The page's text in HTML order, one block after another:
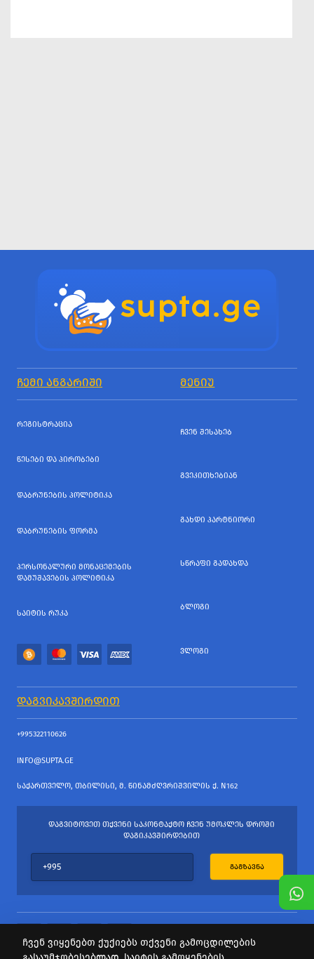
ᲩᲔᲛᲘ ᲐᲜᲒᲐᲠᲘᲨᲘ ᲛᲔᲜᲘᲣ
ᲠᲔᲒᲘᲡᲢᲠᲐᲪᲘᲐ
ᲬᲔᲡᲔᲑᲘ ᲓᲐ ᲞᲘᲠᲝᲑᲔᲑᲘ
ᲓᲐᲑᲠᲣᲜᲔᲑᲘᲡ ᲞᲝᲚᲘᲢᲘᲙᲐ
ᲓᲐᲑᲠᲣᲜᲔᲑᲘᲡ ᲤᲝᲠᲛᲐ
ᲞᲔᲠᲡᲝᲜᲐᲚᲣᲠᲘ ᲛᲝᲜᲐᲪᲔᲛᲔᲑᲘᲡ
ᲓᲐᲛᲣᲨᲐᲕᲔᲑᲘᲡ ᲞᲝᲚᲘᲢᲘᲙᲐ
ᲡᲐᲘᲢᲘᲡ ᲠᲣᲙᲐ
ᲩᲕᲔᲜ ᲨᲔᲡᲐᲮᲔᲑ
ᲒᲕᲔᲙᲘᲗᲮᲔᲑᲘᲐᲜ
ᲒᲐᲮᲓᲘ ᲞᲐᲠᲢᲜᲘᲝᲠᲘ
ᲡᲬᲠᲐᲤᲘ ᲒᲐᲓᲐᲮᲓᲐ
ᲑᲚᲝᲒᲘ
ᲕᲚᲝᲒᲘ
ᲓᲐᲒᲕᲘᲙᲐᲕᲨᲘᲠᲓᲘᲗ
+995322110626
INFO@SUPTA.GE
ᲡᲐᲥᲐᲠᲗᲕᲔᲚᲝ, ᲗᲑᲘᲚᲘᲡᲘ, Მ. ᲬᲘᲜᲐᲛᲫᲦᲕᲠᲘᲨᲕᲘᲚᲘᲡ Ქ. N162
ᲓᲐᲒᲕᲘᲢᲝᲕᲔᲗ ᲗᲥᲕᲔᲜᲘ ᲡᲐᲙᲝᲜᲢᲐᲥᲢᲝ ᲩᲕᲔᲜ ᲣᲛᲝᲙᲚᲔᲡ ᲓᲠᲝᲨᲘ
ᲓᲐᲒᲘᲙᲐᲕᲨᲘᲠᲓᲔᲑᲘᲗ
ᲒᲐᲒᲖᲐᲕᲜᲐ
ჩვენ ვიყენებთ ქუქიებს თქვენი გამოცდილების